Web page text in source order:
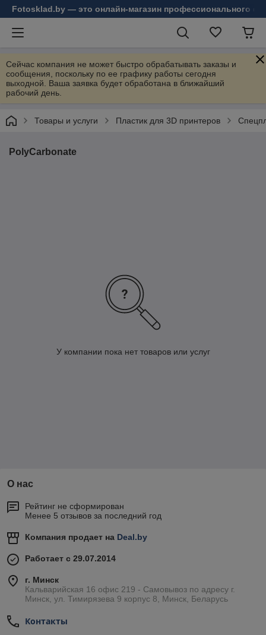
Fotosklad.by — это онлайн-магазин профессионального
Сейчас компания не может быстро обрабатывать заказы и
сообщения, поскольку по ее графику работы сегодня
выходной. Ваша заявка будет обработана в ближайший
рабочий день.
Товары и услуги Пластик для 3D принтеров
PolyCarbonate
У компании пока нет товаров или услуг
О нас
Рейтинг не сформирован
Менее 5 отзывов за последний год
Компания продает на Deal.by
Работает с 29.07.2014
г. Минск
Кальварийская 16 офис 219 - Самовывоз по адресу г.
Минск, ул. Тимирязева 9 корпус 8, Минск, Беларусь
Контакты